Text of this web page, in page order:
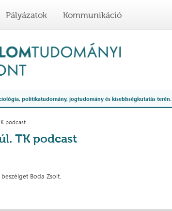
Pályázatok Kommunikáció
politikatudomány, jogtudomány és kisebbségkutatás terén.
podcast
TK podcast
Boda Zsolt.